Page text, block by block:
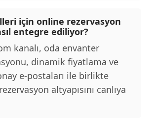
için online rezervasyon
entegre ediliyor?
kanalı, oda envanter
dinamik fiyatlama ve
e-postaları ile birlikte
altyapısını canlıya